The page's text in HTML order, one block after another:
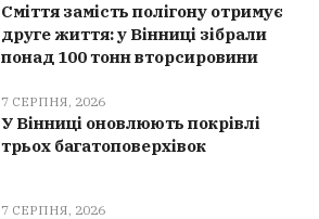
Сміття замість полігону отримує
друге життя: у Вінниці зібрали
понад 100 тонн вторсировини
7 СЕРПНЯ, 2026
У Вінниці оновлюють покрівлі
трьох багатоповерхівок
7 СЕРПНЯ, 2026